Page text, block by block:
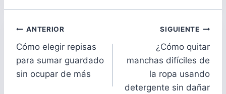
Navegación
de
entradas
ANTERIOR
Cómo elegir repisas
para sumar guardado
sin ocupar de más
SIGUIENTE
¿Cómo quitar
manchas difíciles de
la ropa usando
detergente sin dañar